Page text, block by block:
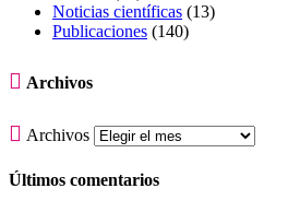
Noticias científicas (13)
Publicaciones (140)
 Archivos
 Archivos
Últimos comentarios